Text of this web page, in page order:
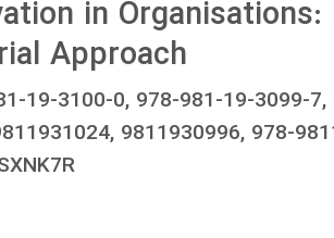
in
Approach
19-3100-0, 978-981-19-3099-
9811930996, 978-